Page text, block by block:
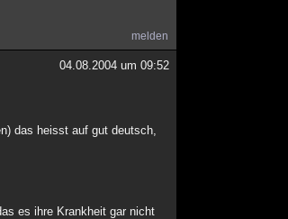
melden
04.08.2004 um 09:52
das heisst auf gut deutsch,
es ihre Krankheit gar nicht